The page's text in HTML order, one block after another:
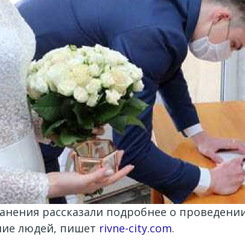
рассказали подробнее о
людей, пишет rivne-city.com.